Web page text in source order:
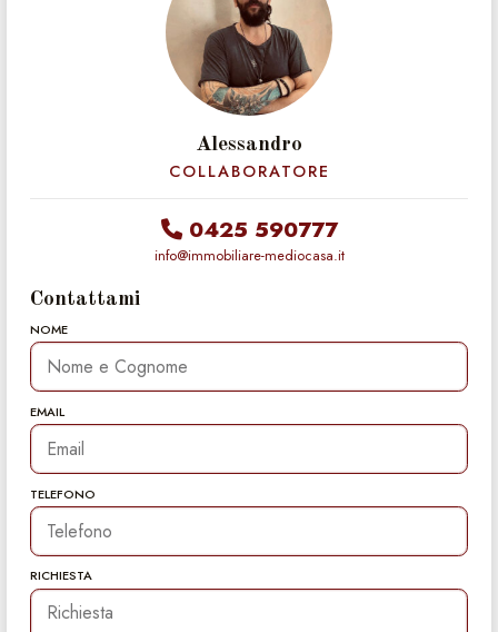
Alessandro
COLLABORATORE
0425 590777
info@immobiliare-mediocasa.it
Contattami
NOME
EMAIL
TELEFONO
RICHIESTA